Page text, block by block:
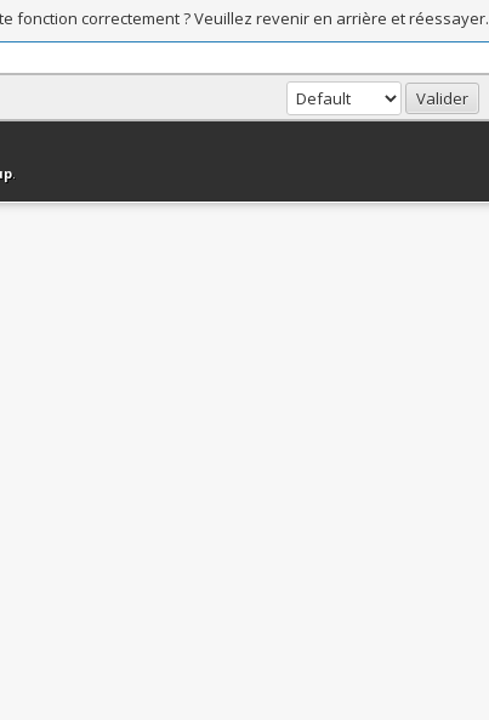
fonction correctement ? Veuillez revenir en arrière et réessayer.
bas-débit (Archivé) Syndication RSS
.